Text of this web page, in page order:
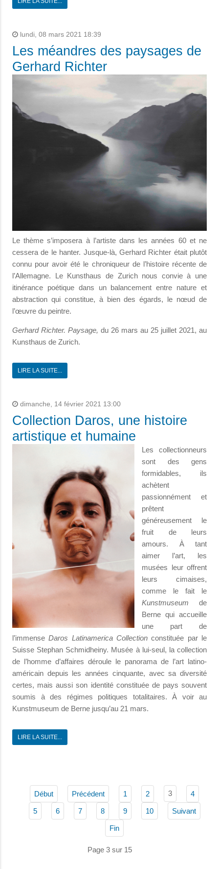
lundi, 08 mars 2021 18:39
Les méandres des paysages de
Gerhard Richter
Le thème s’imposera à l’artiste dans les années 60 et ne
cessera de le hanter. Jusque-là, Gerhard Richter était plutôt
connu pour avoir été le chroniqueur de l’histoire récente de
l’Allemagne. Le Kunsthaus de Zurich nous convie à une
itinérance poétique dans un balancement entre nature et
abstraction qui constitue, à bien des égards, le nœud de
l’œuvre du peintre.
Gerhard Richter. Paysage, du 26 mars au 25 juillet 2021, au
Kunsthaus de Zurich.
LIRE LA SUITE...
dimanche, 14 février 2021 13:00
Collection Daros, une histoire
artistique et humaine
Les collectionneurs
sont des gens
formidables, ils
achètent
passionnément et
prêtent
généreusement le
fruit de leurs
amours. À tant
aimer l’art, les
musées leur offrent
leurs cimaises,
comme le fait le
Kunstmuseum de
Berne qui accueille
une part de
l’immenseDaros Latinamerica Collection constituée par le
Suisse Stephan Schmidheiny. Musée à lui-seul, la collection
de l’homme d’affaires déroule le panorama de l’art latino-
américain depuis les années cinquante, avec sa diversité
certes, mais aussi son identité constituée de pays souvent
soumis à des régimes politiques totalitaires. À voir au
Kunstmuseum de Berne jusqu’au 21 mars.
LIRE LA SUITE...
Début Précédent 1 2 3 4
5 6 7 8 9 10 Suivant
Fin
Page 3 sur 15